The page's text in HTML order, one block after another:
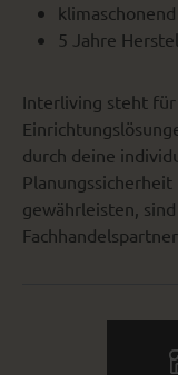
5 Jahre
Interliving steht
durch deine
gewährleisten,